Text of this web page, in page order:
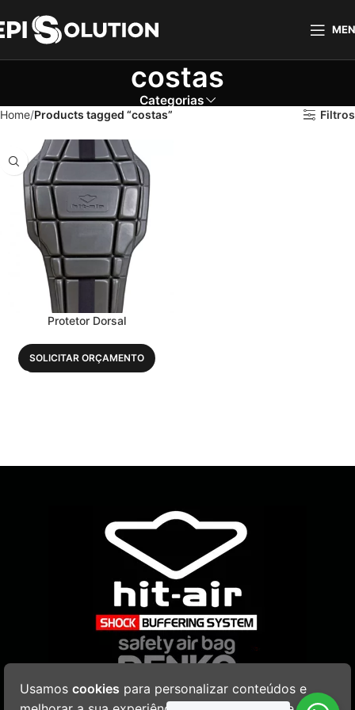
costas
Categorias
Home Products tagged “costas” Filtros
Protetor Dorsal
SOLICITAR ORÇAMENTO
Usamos cookies para personalizar conteúdos e